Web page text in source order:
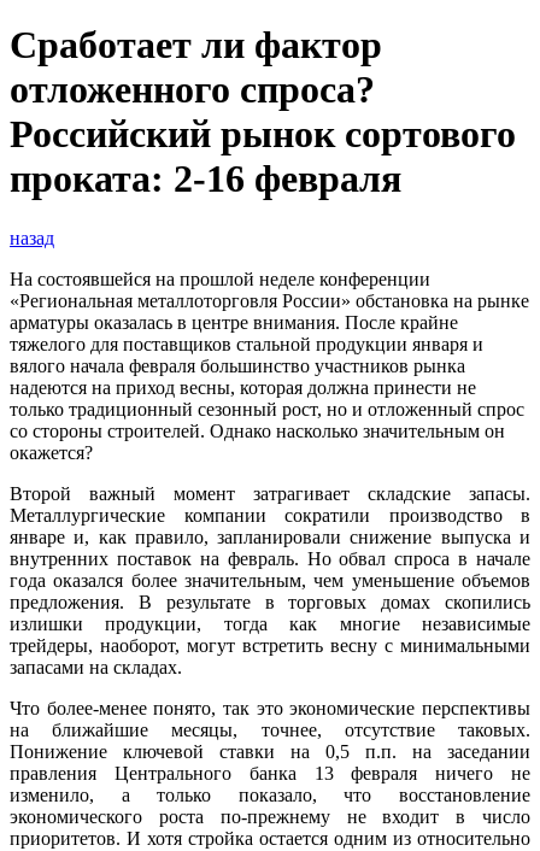
Сработает ли фактор
отложенного спроса?
Российский рынок сортового
проката: 2-16 февраля
назад
На состоявшейся на прошлой неделе конференции
«Региональная металлоторговля России» обстановка на рынке
арматуры оказалась в центре внимания. После крайне
тяжелого для поставщиков стальной продукции января и
вялого начала февраля большинство участников рынка
надеются на приход весны, которая должна принести не
только традиционный сезонный рост, но и отложенный спрос
со стороны строителей. Однако насколько значительным он
окажется?
Второй важный момент затрагивает складские запасы.
Металлургические компании сократили производство в
январе и, как правило, запланировали снижение выпуска и
внутренних поставок на февраль. Но обвал спроса в начале
года оказался более значительным, чем уменьшение объемов
предложения. В результате в торговых домах скопились
излишки продукции, тогда как многие независимые
трейдеры, наоборот, могут встретить весну с минимальными
запасами на складах.
Что более-менее понято, так это экономические перспективы
на ближайшие месяцы, точнее, отсутствие таковых.
Понижение ключевой ставки на 0,5 п.п. на заседании
правления Центрального банка 13 февраля ничего не
изменило, а только показало, что восстановление
экономического роста по-прежнему не входит в число
приоритетов. И хотя стройка остается одним из относительно